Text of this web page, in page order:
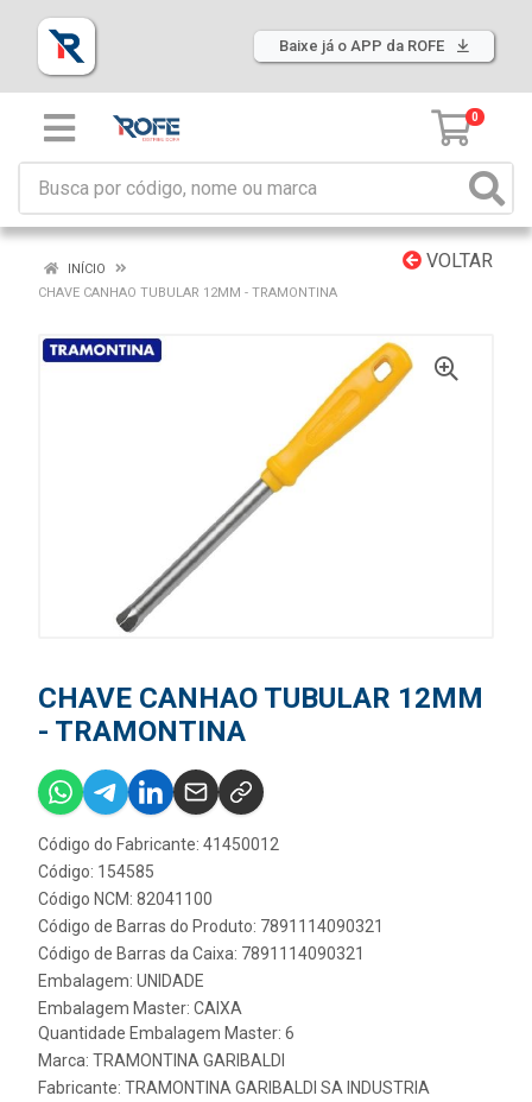
Baixe já o APP da ROFE
0
VOLTAR
INÍCIO
CHAVE CANHAO TUBULAR 12MM - TRAMONTINA
CHAVE CANHAO TUBULAR 12MM
- TRAMONTINA
Código do Fabricante: 41450012
Código: 154585
Código NCM: 82041100
Código de Barras do Produto: 7891114090321
Código de Barras da Caixa: 7891114090321
Embalagem: UNIDADE
Embalagem Master: CAIXA
Quantidade Embalagem Master: 6
Marca: TRAMONTINA GARIBALDI
Fabricante: TRAMONTINA GARIBALDI SA INDUSTRIA